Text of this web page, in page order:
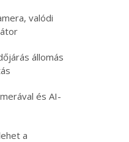
valódi
állomás
és AI-
a